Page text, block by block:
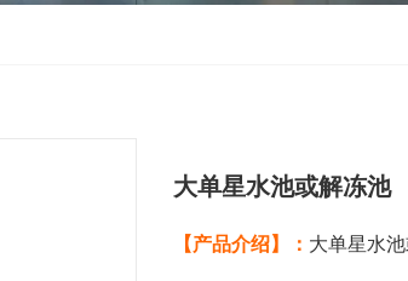
大单星水池或解冻池
【产品介绍】： 大单星水